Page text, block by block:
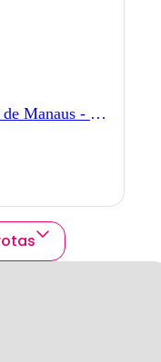
Terminal Rodoviário de Manaus - Manaus - AM